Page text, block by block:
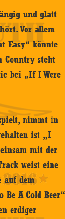
und glatt
Vor allem
Easy“ könnte
Country steht
bei „If I Were
nimmt in
ist „I
mit der
weist eine
auf dem
Be A Cold Beer“
erdiger